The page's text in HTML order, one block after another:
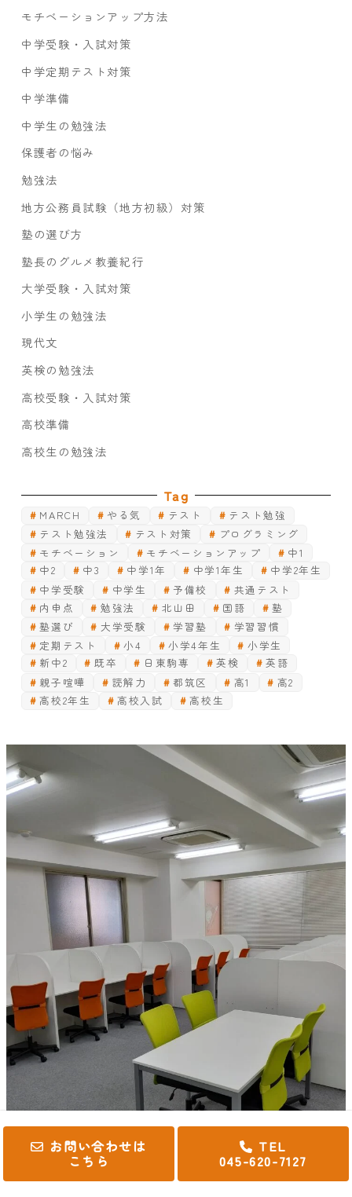
モチベーションアップ方法
中学受験・入試対策
中学定期テスト対策
中学準備
中学生の勉強法
保護者の悩み
勉強法
地方公務員試験（地方初級）対策
塾の選び方
塾長のグルメ教養紀行
大学受験・入試対策
小学生の勉強法
現代文
英検の勉強法
高校受験・入試対策
高校準備
高校生の勉強法
Tag
MARCH やる気 テスト
テスト勉強
テスト勉強法
テスト対策
プログラミング
モチベーション
モチベーションアップ
中1
中2
中3 中学1年 中学1年生
中学2年生
中学受験
中学生 予備校
共通テスト
内申点
勉強法 北山田 国語
塾
塾選び
大学受験 学習塾
学習習慣
定期テスト
小4 小学4年生
小学生
新中2
既卒 日東駒専 英検
英語
親子喧嘩
読解力 都筑区 高1
高2
高校2年生
高校入試 高校生
お問い合わせは
こちら
TEL
045-620-7127